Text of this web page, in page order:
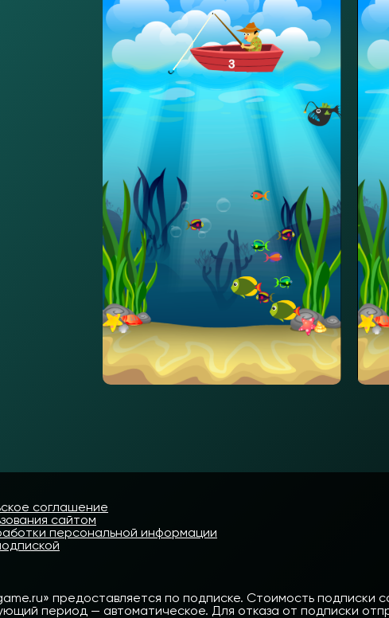
соглашение
сайтом
персональной информации
предоставляется по подписке. Стоимость
период — автоматическое. Для отказа от подписки